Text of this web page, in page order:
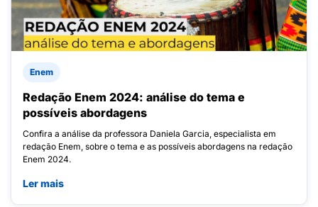
Enem
Redação Enem 2024: análise do tema e
possíveis abordagens
Confira a análise da professora Daniela Garcia, especialista em
redação Enem, sobre o tema e as possíveis abordagens na redação
Enem 2024.
Ler mais